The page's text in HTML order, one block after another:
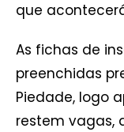
que
As fichas de
preenchidas
Piedade, logo
restem vagas,